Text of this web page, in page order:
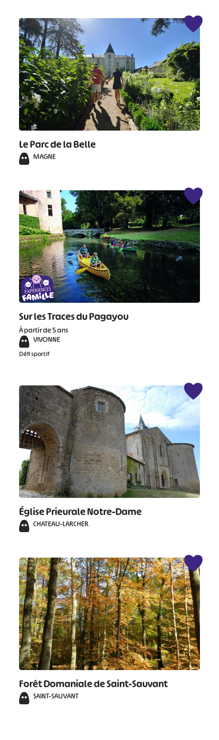
Le Parc de la Belle
MAGNE
Sur les Traces du Pagayou
À partir de 5 ans
VIVONNE
Défi sportif
Église Prieurale Notre-Dame
CHATEAU-LARCHER
Forêt Domaniale de Saint-Sauvant
SAINT-SAUVANT
# # #
#
#
#
#